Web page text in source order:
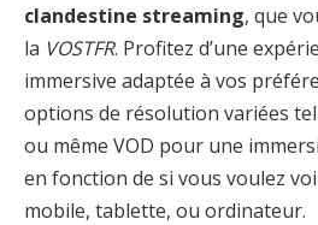
clandestine streaming, que
la VOSTFR. Profitez d’une
immersive adaptée à vos
options de résolution variées
ou même VOD pour une
en fonction de si vous voulez
mobile, tablette, ou ordinateur.